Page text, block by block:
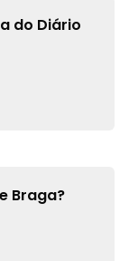
do Diário
Braga?